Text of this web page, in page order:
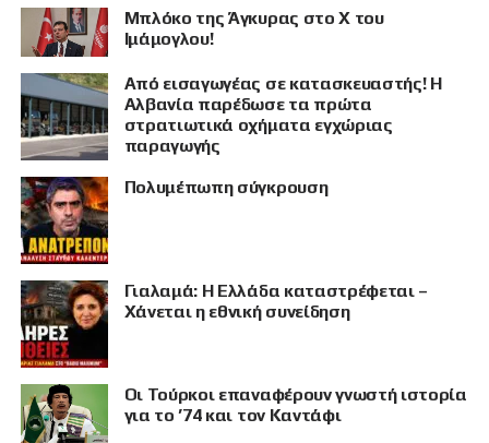
Μπλόκο της Άγκυρας στο X του
Ιμάμογλου!
Από εισαγωγέας σε κατασκευαστής! Η
Αλβανία παρέδωσε τα πρώτα
στρατιωτικά οχήματα εγχώριας
παραγωγής
Πολυμέπωπη σύγκρουση
Γιαλαμά: Η Ελλάδα καταστρέφεται –
Χάνεται η εθνική συνείδηση
Οι Τούρκοι επαναφέρουν γνωστή ιστορία
για το ’74 και τον Καντάφι